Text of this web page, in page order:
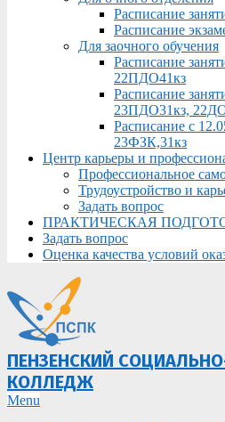
Расписание
Расписание
Для заочного обучения
Расписание
22ПДО41кз
Расписание
23ПДО31кз,
Расписание с
23ФЗК,31кз
Центр карьеры и
Профессиональное
Трудоустройство и
Задать вопрос
ПРАКТИЧЕСКАЯ
Задать вопрос
Оценка качества условий
ПЕНЗЕНСКИЙ
КОЛЛЕДЖ
Primary
Menu